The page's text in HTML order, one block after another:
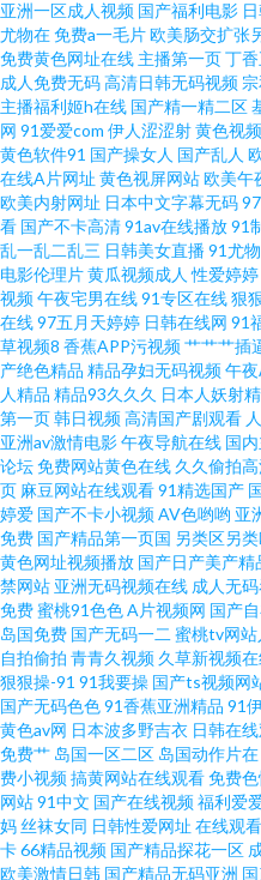
新五月天情色 www五月婷婷 日本
页 91网站在线免费观看下载 欧美亚
花堂 欧美亚洲麻豆成人 91视频论坛
产精品无毒久久 亚洲aa 福利社伊人
美AⅤ视频 91啪啪啪福利 男人色网
草社区 91福利导航青青草 久久a久
美女 97资源国产共享 色情仓库
黄10 www久久come 色色五月激情
偷情 91豆花视频在线观看 欧美91
www我色色 青青草在线狠狠干
品丝袜黑色高跟 91探花遇到极品 色
月天性爱 日韩一级伦理片 91美女在
青草无码 91av官网 精品性生生活
在线观看 久久精品人操人人 国产
口 1024成人网站 91传媒网视频 伪
亚洲一区成人视频 国产福利电影
尤物在免费a一毛片欧美肠交扩张
免费黄色网址在线 主播第一页丁
成人免费无码高清日韩无码视频
主播福利姬h在线 国产精一精二区
网 91爱爱com 伊人涩涩射黄色视
黄色软件91 国产操女人 国产乱人
在线A片网址 黄色视屏网站欧美午
欧美内射网址 日本中文字幕无码
看 国产不卡高清91av在线播放91
乱一乱二乱三 日韩美女直播91尤
电影伦理片黄瓜视频成人 性爱婷婷
视频午夜宅男在线91专区在线狠
在线97五月天婷婷 日韩在线网 91
草视频8 香蕉APP污视频艹艹艹插
产绝色精品 精品孕妇无码视频午
人精品 精品93久久久 日本人妖射精
第一页韩日视频高清国产剧观看
亚洲av激情电影午夜导航在线 国
论坛免费网站黄色在线 久久偷拍
页 麻豆网站在线观看91精选国产
婷爱 国产不卡小视频AV色哟哟 亚
免费 国产精品第一页国 另类区另
黄色网址视频播放 国产日产美产精
禁网站 亚洲无码视频在线 成人无
免费蜜桃91色色A片视频网 国产
岛国免费 国产无码一二 蜜桃tv网站
自拍偷拍 青青久视频 久草新视频
狠狠操-91 91我要操 国产ts视频网
国产无码色色91香蕉亚洲精品 91
黄色av网 日本波多野吉衣 日韩在
免费艹 岛国一区二区 岛国动作片在
费小视频搞黄网站在线观看免费
网站91中文 国产在线视频福利爱
妈丝袜女同 日韩性爱网址 在线观
卡66精品视频 国产精品探花一区
欧美激情日韩 国产精品无码亚洲